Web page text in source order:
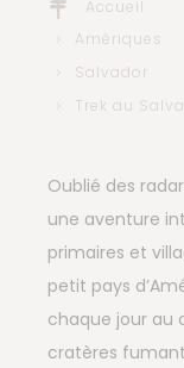
Accueil
Amériques
Salvador
Trek au
Oublié des
une aventure
primaires et
petit pays
chaque jour au
cratères